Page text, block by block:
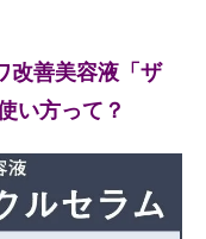
改善美容液「ザ
い方って？